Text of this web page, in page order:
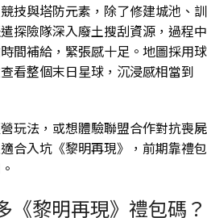
技與塔防元素，除了修建城池、訓
探險隊深入廢土搜刮資源，過程中
間補給，緊張感十足。地圖採用球
看整個末日星球，沉浸感相當到
玩法，或想體驗聯盟合作對抗喪屍
合入坑《黎明再現》，前期靠禮包
《黎明再現》禮包碼？